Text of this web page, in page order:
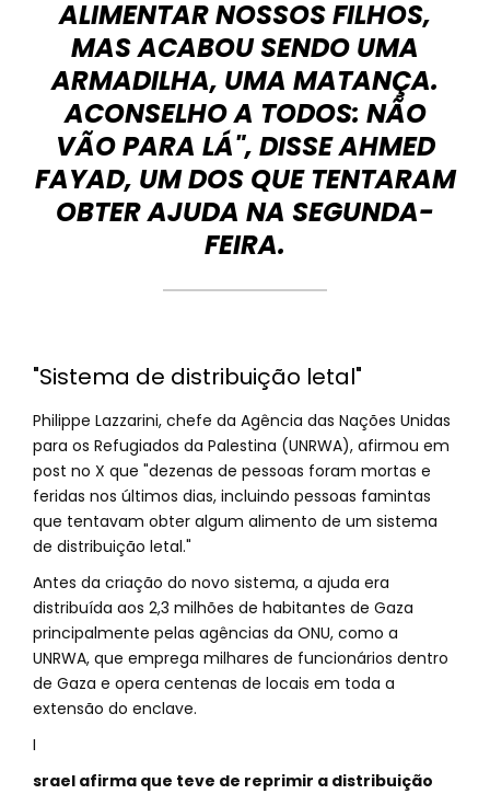
ALIMENTAR NOSSOS FILHOS,
MAS ACABOU SENDO UMA
ARMADILHA, UMA MATANÇA.
ACONSELHO A TODOS: NÃO
VÃO PARA LÁ", DISSE AHMED
FAYAD, UM DOS QUE TENTARAM
OBTER AJUDA NA SEGUNDA-
FEIRA.
"Sistema de distribuição letal"
Philippe Lazzarini, chefe da Agência das Nações Unidas
para os Refugiados da Palestina (UNRWA), afirmou em
post no X que "dezenas de pessoas foram mortas e
feridas nos últimos dias, incluindo pessoas famintas
que tentavam obter algum alimento de um sistema
de distribuição letal."
Antes da criação do novo sistema, a ajuda era
distribuída aos 2,3 milhões de habitantes de Gaza
principalmente pelas agências da ONU, como a
UNRWA, que emprega milhares de funcionários dentro
de Gaza e opera centenas de locais em toda a
extensão do enclave.
I
srael afirma que teve de reprimir a distribuição